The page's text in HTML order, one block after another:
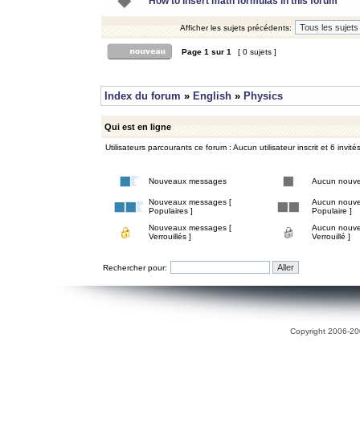
Afficher les sujets précédents:
Page 1 sur 1 [ 0 sujets ]
Index du forum » English » Physics
Qui est en ligne
Utilisateurs parcourants ce forum : Aucun utilisateur inscrit et 6 invités
Nouveaux messages Aucun
Nouveaux messages [
Populaires ]
Aucun
Populaire ]
Nouveaux messages [
Verrouillés ]
Aucun
Verrouillé ]
Rechercher pour:
Copyright 2006-